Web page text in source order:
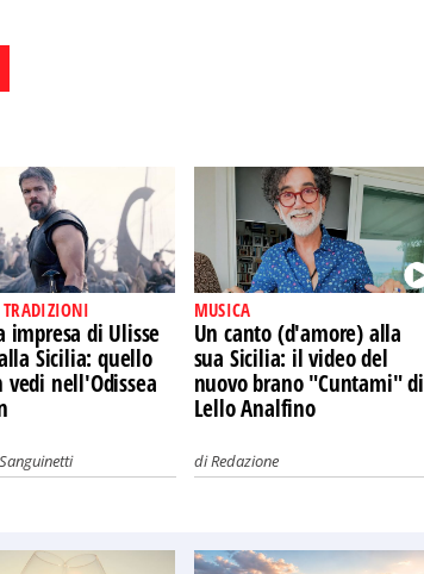
TRADIZIONI
impresa di Ulisse
Sicilia: quello
vedi nell'Odissea
MUSICA
Un canto (d'amore) alla
sua Sicilia: il video del
nuovo brano "Cuntami" di
Lello Analfino
diRedazione